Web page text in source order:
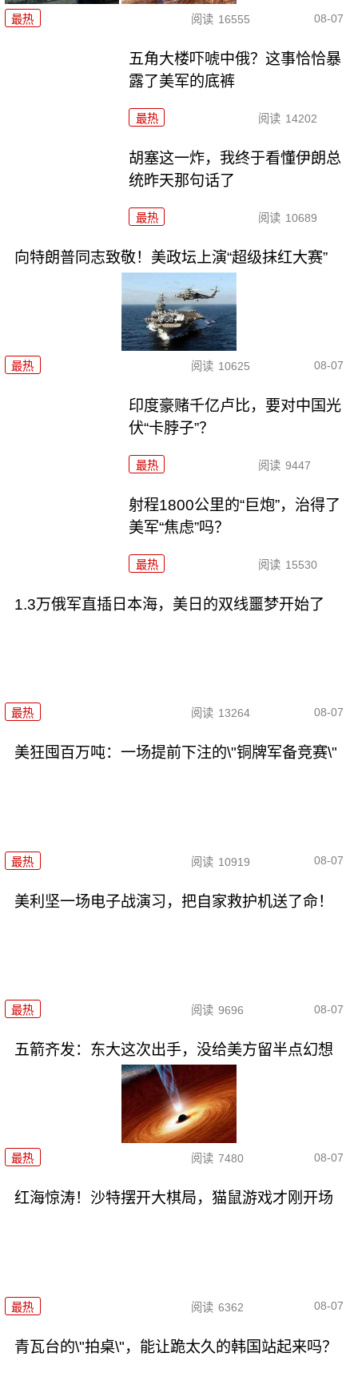
最热 阅读 16555 08-07
五角大楼吓唬中俄？这事恰恰暴
露了美军的底裤
最热 阅读 14202
胡塞这一炸，我终于看懂伊朗总
统昨天那句话了
最热 阅读 10689
向特朗普同志致敬！美政坛上演“超级抹红大赛”
最热 阅读 10625 08-07
印度豪赌千亿卢比，要对中国光
伏“卡脖子”？
最热 阅读 9447
射程1800公里的“巨炮”，治得了
美军“焦虑”吗？
最热 阅读 15530
1.3万俄军直插日本海，美日的双线噩梦开始了
最热 阅读 13264 08-07
美狂囤百万吨：一场提前下注的\"铜牌军备竞赛\"
最热 阅读 10919 08-07
美利坚一场电子战演习，把自家救护机送了命！
最热 阅读 9696 08-07
五箭齐发：东大这次出手，没给美方留半点幻想
最热 阅读 7480 08-07
红海惊涛！沙特摆开大棋局，猫鼠游戏才刚开场
最热 阅读 6362 08-07
青瓦台的\"拍桌\"，能让跪太久的韩国站起来吗？